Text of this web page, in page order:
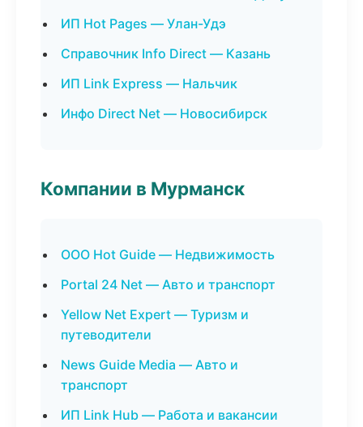
ИП Hot Pages — Улан-Удэ
Справочник Info Direct — Казань
ИП Link Express — Нальчик
Инфо Direct Net — Новосибирск
Компании в Мурманск
ООО Hot Guide — Недвижимость
Portal 24 Net — Авто и транспорт
Yellow Net Expert — Туризм и
путеводители
News Guide Media — Авто и
транспорт
ИП Link Hub — Работа и вакансии